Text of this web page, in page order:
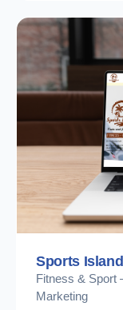
Sports
Fitness & Sport
Marketing